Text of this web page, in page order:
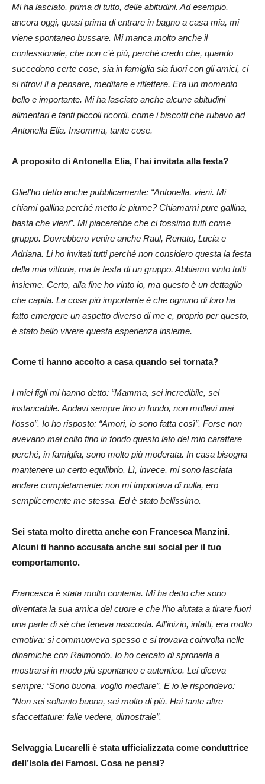
Mi ha lasciato, prima di tutto, delle abitudini. Ad esempio,
ancora oggi, quasi prima di entrare in bagno a casa mia, mi
viene spontaneo bussare. Mi manca molto anche il
confessionale, che non c’è più, perché credo che, quando
succedono certe cose, sia in famiglia sia fuori con gli amici, ci
si ritrovi lì a pensare, meditare e riflettere. Era un momento
bello e importante. Mi ha lasciato anche alcune abitudini
alimentari e tanti piccoli ricordi, come i biscotti che rubavo ad
Antonella Elia. Insomma, tante cose.
A proposito di Antonella Elia, l’hai invitata alla festa?
Gliel’ho detto anche pubblicamente: “Antonella, vieni. Mi
chiami gallina perché metto le piume? Chiamami pure gallina,
basta che vieni”. Mi piacerebbe che ci fossimo tutti come
gruppo. Dovrebbero venire anche Raul, Renato, Lucia e
Adriana. Li ho invitati tutti perché non considero questa la festa
della mia vittoria, ma la festa di un gruppo. Abbiamo vinto tutti
insieme. Certo, alla fine ho vinto io, ma questo è un dettaglio
che capita. La cosa più importante è che ognuno di loro ha
fatto emergere un aspetto diverso di me e, proprio per questo,
è stato bello vivere questa esperienza insieme.
Come ti hanno accolto a casa quando sei tornata?
I miei figli mi hanno detto: “Mamma, sei incredibile, sei
instancabile. Andavi sempre fino in fondo, non mollavi mai
l’osso”. Io ho risposto: “Amori, io sono fatta così”. Forse non
avevano mai colto fino in fondo questo lato del mio carattere
perché, in famiglia, sono molto più moderata. In casa bisogna
mantenere un certo equilibrio. Lì, invece, mi sono lasciata
andare completamente: non mi importava di nulla, ero
semplicemente me stessa. Ed è stato bellissimo.
Sei stata molto diretta anche con Francesca Manzini.
Alcuni ti hanno accusata anche sui social per il tuo
comportamento.
Francesca è stata molto contenta. Mi ha detto che sono
diventata la sua amica del cuore e che l’ho aiutata a tirare fuori
una parte di sé che teneva nascosta. All’inizio, infatti, era molto
emotiva: si commuoveva spesso e si trovava coinvolta nelle
dinamiche con Raimondo. Io ho cercato di spronarla a
mostrarsi in modo più spontaneo e autentico. Lei diceva
sempre: “Sono buona, voglio mediare”. E io le rispondevo:
“Non sei soltanto buona, sei molto di più. Hai tante altre
sfaccettature: falle vedere, dimostrale”.
Selvaggia Lucarelli è stata ufficializzata come conduttrice
dell’Isola dei Famosi. Cosa ne pensi?